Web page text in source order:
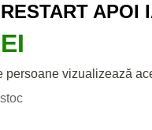
APOI
persoane vizualizează